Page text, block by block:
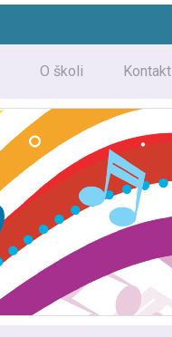
O školi Kontakt